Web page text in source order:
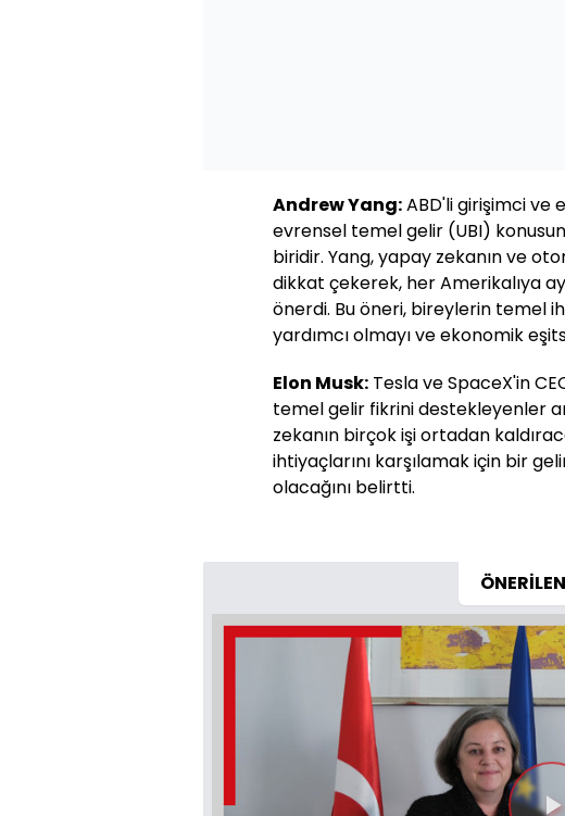
Andrew Yang:ABD'li girişimci ve
evrensel temel gelir (UBI)
biridir. Yang, yapay zekanın ve
dikkat çekerek, her Amerikalıya
önerdi. Bu öneri, bireylerin temel
yardımcı olmayı ve ekonomik
Elon Musk: Tesla ve SpaceX'in
temel gelir fikrini destekleyenler
zekanın birçok işi ortadan
ihtiyaçlarını karşılamak için bir
olacağını belirtti.